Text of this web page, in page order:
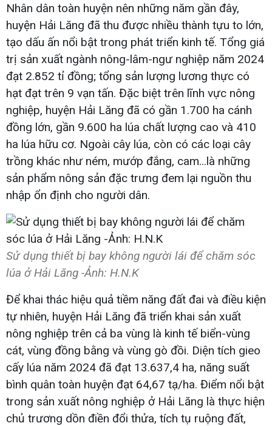
Nhân dân toàn huyện nên những năm gần đây,
huyện Hải Lăng đã thu được nhiều thành tựu to lớn,
tạo dấu ấn nổi bật trong phát triển kinh tế. Tổng giá
trị sản xuất ngành nông-lâm-ngư nghiệp năm 2024
đạt 2.852 tỉ đồng; tổng sản lượng lương thực có
hạt đạt trên 9 vạn tấn. Đặc biệt trên lĩnh vực nông
nghiệp, huyện Hải Lăng đã có gần 1.700 ha cánh
đồng lớn, gần 9.600 ha lúa chất lượng cao và 410
ha lúa hữu cơ. Ngoài cây lúa, còn có các loại cây
trồng khác như ném, mướp đắng, cam...là những
sản phẩm nông sản đặc trưng đem lại nguồn thu
nhập ổn định cho người dân.
Sử dụng thiết bị bay không người lái để chăm sóc
lúa ở Hải Lăng -Ảnh: H.N.K
Để khai thác hiệu quả tiềm năng đất đai và điều kiện
tự nhiên, huyện Hải Lăng đã triển khai sản xuất
nông nghiệp trên cả ba vùng là kinh tế biển-vùng
cát, vùng đồng bằng và vùng gò đồi. Diện tích gieo
cấy lúa năm 2024 đã đạt 13.637,4 ha, năng suất
bình quân toàn huyện đạt 64,67 tạ/ha. Điểm nổi bật
trong sản xuất nông nghiệp ở Hải Lăng là thực hiện
chủ trương dồn điền đổi thửa, tích tụ ruộng đất,